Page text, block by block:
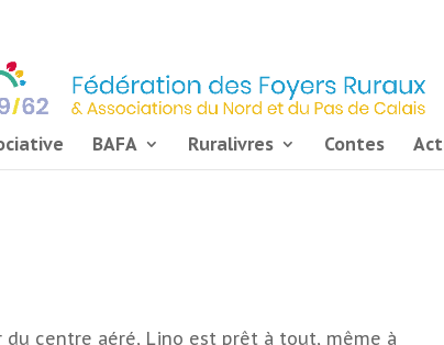
BAFA Ruralivres Contes
du centre aéré, Lino est prêt à tout, même à